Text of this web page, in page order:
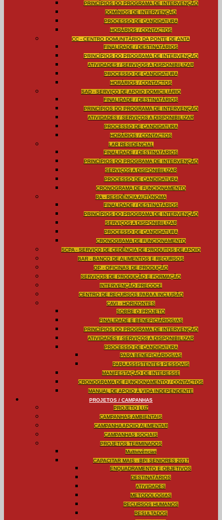
PRINCÍPIOS DO PROGRAMA DE INTERVENÇÃO
DOMÍNIOS DE INTERVENÇÃO
PROCESSO DE CANDIDATURA
HORÁRIOS / CONTACTOS
CC - CENTRO DOMUNITÁRIO DA PONTE DE ANTA
FINALIDADE / DESTINATÁRIOS
PRINCÍPIOS DO PROGRAMA DE INTERVENÇÃO
ATIVIDADES / SERVIÇOS A DISPONIBILIZAR
PROCESSO DE CANDIDATURA
HORÁRIOS / CONTACTOS
SAD - SERVIÇO DE APOIO DOMICILIÁRIO
FINALIDADE / DESTINATÁRIOS
PRINCÍPIOS DO PROGRAMA DE INTERVENÇÃO
ATIVIDADES / SERVIÇOS A DISPONIBILIZAR
PROCESSO DE CANDIDATURA
HORÁRIOS / CONTACTOS
LAR RESIDENCIAL
FINALIDADE / DESTINATÁRIOS
PRINCÍPIOS DO PROGRAMA DE INTERVENÇÃO
SERVIÇOS A DISPONIBILIZAR
PROCESSO DE CANDIDATURA
CRONOGRAMA DE FUNCIONAMENTO
RA - RESIDÊNCIA AUTÓNOMA
FINALIDADE / DESTINATÁRIOS
PRINCÍPIOS DO PROGRAMA DE INTERVENÇÃO
SERVIÇOS A DISPONIBILIZAR
PROCESSO DE CANDIDATURA
CRONOGRAMA DE FUNCIONAMENTO
SCPA - SERVIÇO DE CEDÊNCIA DE PRODUTOS DE APOIO
BAR - BANCO DE ALIMENTOS E RECURSOS
OP - OFICINAS DE PRODUÇÃO
SERVIÇOS DE PRODUÇÃO E FORMAÇÃO
INTERVENÇÃO PRECOCE
CENTRO DE RECURSOS PARA A INCLUSÃO
CAVI - HORIZONTES
SOBRE O PROJETO
FINALIDADE E BENEFICIÁRIOS/AS
PRINCÍPIOS DO PROGRAMA DE INTERVENÇÃO
ATIVIDADES / SERVIÇOS A DISPONIBILIZAR
PROCESSO DE CANDIDATURA
PARA BENEFICIÁRIOS/AS
PARA ASSISTENTES PESSOAIS
MANIFESTAÇÃO DE INTERESSE
CRONOGRAMA DE FUNCIONAMENTO / CONTACTOS
MANUAL DE APOIO À VIDA INDEPENDENTE
PROJETOS / CAMPANHAS
PROJETO LUZ
CAMPANHAS AMBIENTAIS
CAMPANHA APOIO ALIMENTAR
CAMPANHAS SOCIAIS
PROJETOS TERMINADOS
Multivivências
CAPACITAR MAIS - BPI SENIORES 2017
ENQUADRAMENTO E OBJETIVOS
DESTINATÁRIOS
ATIVIDADES
METODOLOGIAS
RECURSOS HUMANOS
RESULTADOS